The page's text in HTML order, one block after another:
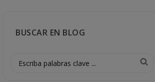
BUSCAR EN BLOG